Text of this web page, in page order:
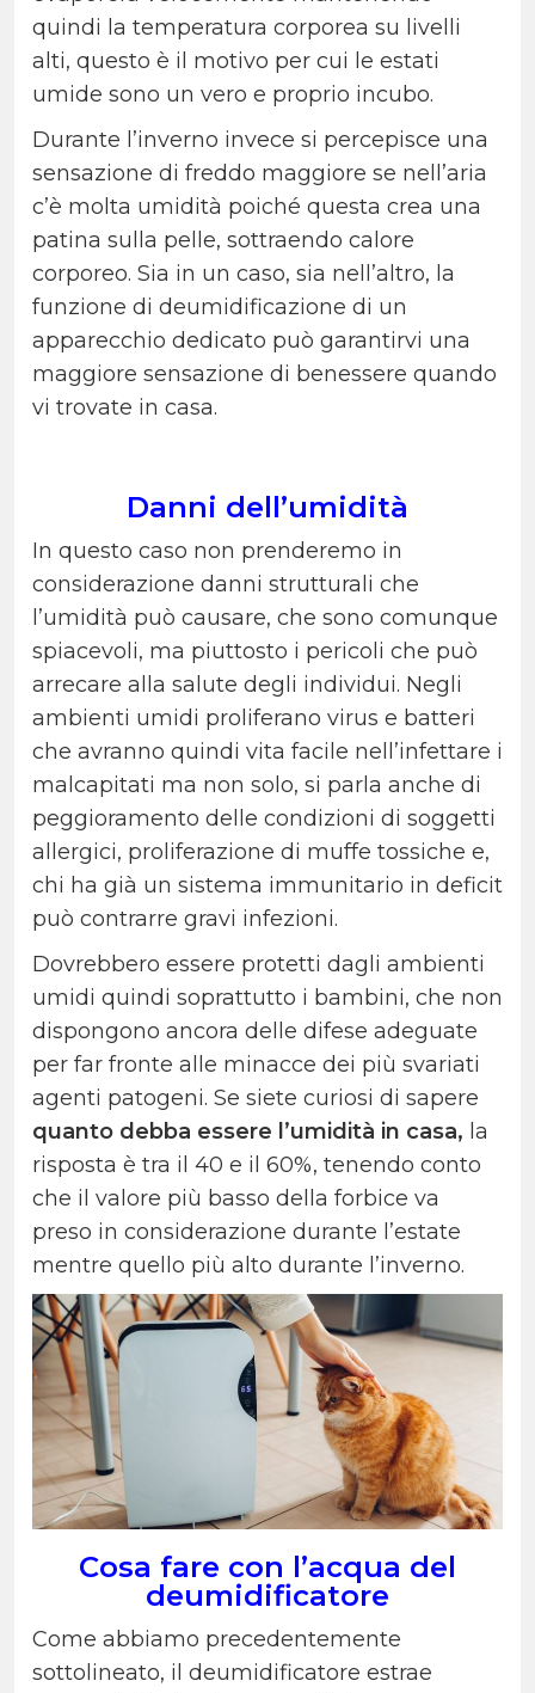
quindi la temperatura corporea su livelli
alti, questo è il motivo per cui le estati
umide sono un vero e proprio incubo.
Durante l’inverno invece si percepisce una
sensazione di freddo maggiore se nell’aria
c’è molta umidità poiché questa crea una
patina sulla pelle, sottraendo calore
corporeo. Sia in un caso, sia nell’altro, la
funzione di deumidificazione di un
apparecchio dedicato può garantirvi una
maggiore sensazione di benessere quando
vi trovate in casa.
Danni dell’umidità
In questo caso non prenderemo in
considerazione danni strutturali che
l’umidità può causare, che sono comunque
spiacevoli, ma piuttosto i pericoli che può
arrecare alla salute degli individui. Negli
ambienti umidi proliferano virus e batteri
che avranno quindi vita facile nell’infettare i
malcapitati ma non solo, si parla anche di
peggioramento delle condizioni di soggetti
allergici, proliferazione di muffe tossiche e,
chi ha già un sistema immunitario in deficit
può contrarre gravi infezioni.
Dovrebbero essere protetti dagli ambienti
umidi quindi soprattutto i bambini, che non
dispongono ancora delle difese adeguate
per far fronte alle minacce dei più svariati
agenti patogeni. Se siete curiosi di sapere
quanto debba essere l’umidità in casa, la
risposta è tra il 40 e il 60%, tenendo conto
che il valore più basso della forbice va
preso in considerazione durante l’estate
mentre quello più alto durante l’inverno.
Cosa fare con l’acqua del
deumidificatore
Come abbiamo precedentemente
sottolineato, il deumidificatore estrae